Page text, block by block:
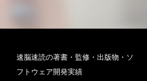
速脳速読の著書・監修・出版物・ソ
フトウェア開発実績